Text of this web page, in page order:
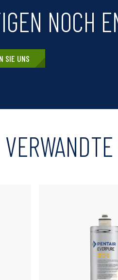
NOCH
SIE UNS